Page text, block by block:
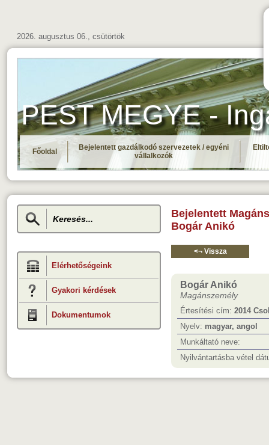
2026. augusztus 06., csütörtök
PEST MEGYE -
Főoldal
Bejelentett gazdálkodó szervezetek / egyéni
vállalkozók
Elérhetőségeink
Gyakori kérdések
Dokumentumok
Bejelentett
Bogár Anikó
<¬ Vissza
Bogár Anikó
Magánszemély
Értesítési cím: 2014
Nyelv: magyar, angol
Munkáltató neve:
Nyilvántartásba vétel